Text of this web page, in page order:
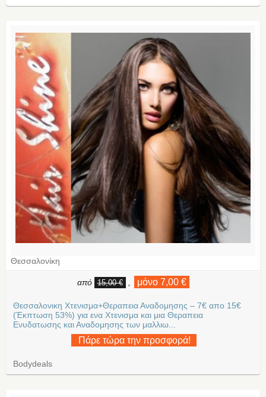
Θεσσαλονίκη
από 15,00 € μόνο 7,00 €
Θεσσαλονικη Χτενισμα+Θεραπεια Αναδομησης – 7€ απο 15€
(Έκπτωση 53%) για ενα Χτενισμα και μια Θεραπεια
Ενυδατωσης και Αναδομησης των μαλλιω...
Πάρε τώρα την προσφορά!
Bodydeals